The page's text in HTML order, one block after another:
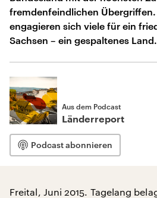
fremdenfeindlichen
engagieren sich viele für ein
Sachsen – ein gespaltenes Land.
Aus dem Podcast
Länderreport
Podcast abonnieren
Freital, Juni 2015. Tagelang